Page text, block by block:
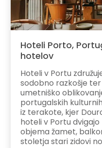
Hoteli Porto,
hotelov
Hoteli v Portu
sodobno razkošje
umetniško
portugalskih
iz terakote, kjer
hoteli v Portu
objema žamet,
stoletja stari zidovi